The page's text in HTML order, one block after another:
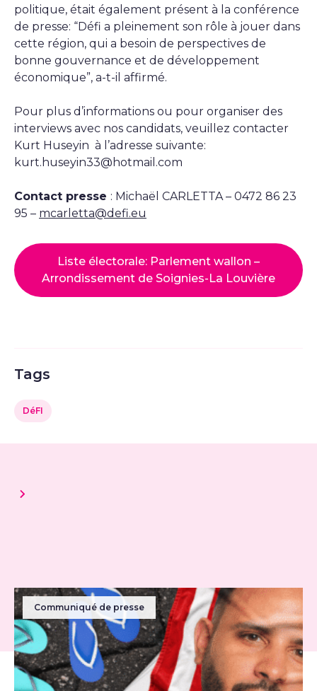
politique, était également présent à la conférence
de presse: “Défi a pleinement son rôle à jouer dans
cette région, qui a besoin de perspectives de
bonne gouvernance et de développement
économique”, a-t-il affirmé.
Pour plus d’informations ou pour organiser des
interviews avec nos candidats, veuillez contacter
Kurt Huseyin à l’adresse suivante:
kurt.huseyin33@hotmail.com
Contact presse : Michaël CARLETTA – 0472 86 23
95 – mcarletta@defi.eu
Liste électorale: Parlement wallon –
Arrondissement de Soignies-La Louvière
Tags
DéFI
Communiqué de presse